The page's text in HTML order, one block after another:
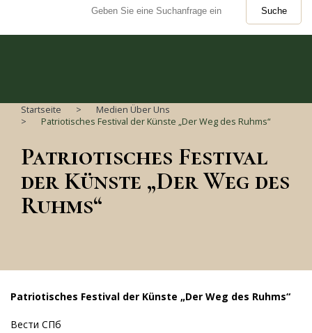
Suche
Startseite
Medien Über Uns
Patriotisches Festival der Künste „Der Weg des Ruhms“
Patriotisches Festival
der Künste „Der Weg des
Ruhms“
Patriotisches Festival der Künste „Der Weg des Ruhms“
Вести СПб